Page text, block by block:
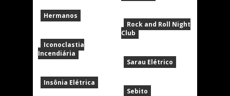
Hermanos
Iconoclastia
Incendiária
Insônia Elétrica
Rock and Roll Night
Club
Sarau Elétrico
Sebito